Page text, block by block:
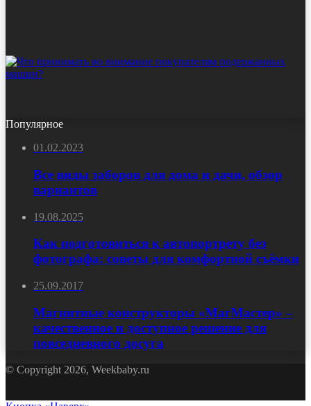
Популярное
01.02.2023
Все виды заборов для дома и дачи, обзор
вариантов
19.08.2025
Как подготовиться к автопортрету без
фотографа: советы для комфортной съёмки
25.09.2017
Магнитные конструкторы «МагМастер» –
качественное и доступное решение для
повседневного досуга
© Copyright 2026, Weekbaby.ru